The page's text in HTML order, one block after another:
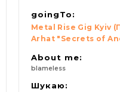
goingTo:
Metal Rise Gig Kyiv
Arhat "Secrets of
About me:
blameless
Шукаю: